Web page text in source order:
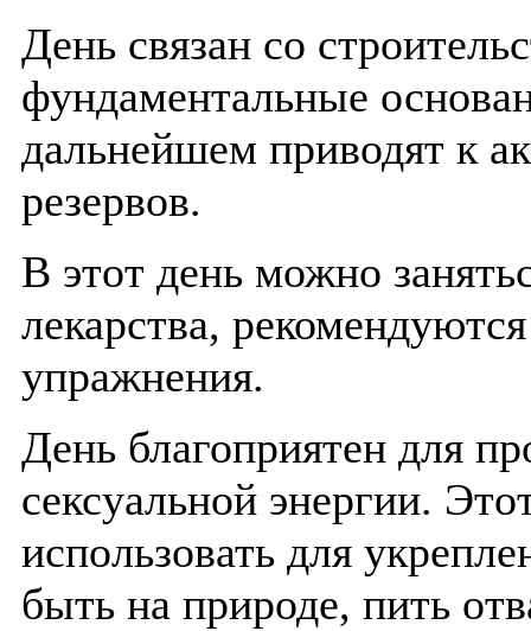
День связан со
фундаментальные
дальнейшем приводят к
резервов.
В этот день можно
лекарства,
упражнения.
День благоприятен для
сексуальной энергии.
использовать для
быть на природе, пить